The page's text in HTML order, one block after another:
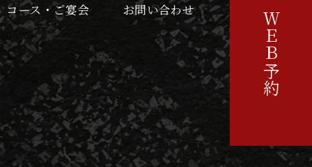
ＷＥＢ予約
する情報
の端末から収集します。
金の決済計算等本サービスの
コース・ご宴会
お問い合わせ